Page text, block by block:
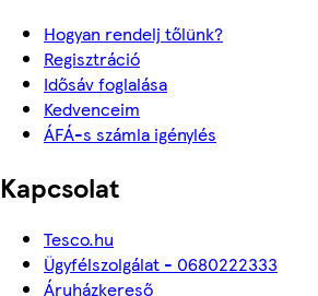
Hogyan rendelj tőlünk?
Regisztráció
Idősáv foglalása
Kedvenceim
ÁFÁ-s számla igénylés
Kapcsolat
Tesco.hu
Ügyfélszolgálat - 0680222333
Áruházkereső